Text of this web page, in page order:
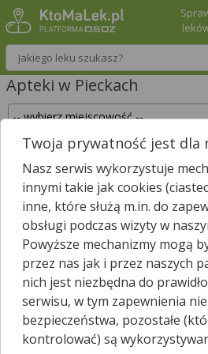
Wpisz nazwę leku
Apteki w Pieckach
Sprawdź, które apteki w
lek i zarezerwuj go już teraz!
Wpisz nazwę leku
W pobliżu Piecek jest215
aptek.
Wybierz typ aptek
Twoja prywatność jest dla
Nasz serwis wykorzystuje
innymi takie jak cookies
inne, które służą m.in. do
obsługi podczas wizyty w
Powyższe mechanizmy mogą
przez nas jak i przez naszych
nich jest niezbędna do
serwisu, w tym zapewnienia
bezpieczeństwa, pozostałe
kontrolować) są